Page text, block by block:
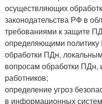
осуществляющих
законодательства РФ в
требованиями к защите
определяющими
обработки ПДн,
вопросам обработки ПДн,
работников;
определение угроз
в информационных